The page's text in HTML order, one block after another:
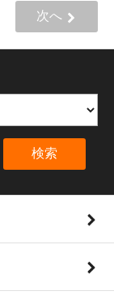
次へ
検索